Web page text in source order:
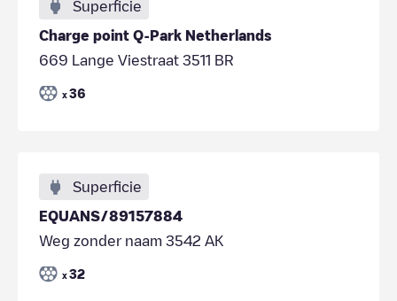
Superficie
Charge point Q-Park Netherlands
669 Lange Viestraat 3511 BR
x 36
Superficie
EQUANS/89157884
Weg zonder naam 3542 AK
x 32